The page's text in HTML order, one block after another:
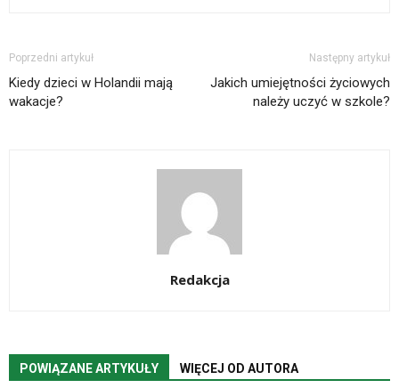
Poprzedni artykuł
Kiedy dzieci w Holandii mają
wakacje?
Następny artykuł
Jakich umiejętności życiowych
należy uczyć w szkole?
Redakcja
POWIĄZANE ARTYKUŁY WIĘCEJ OD AUTORA